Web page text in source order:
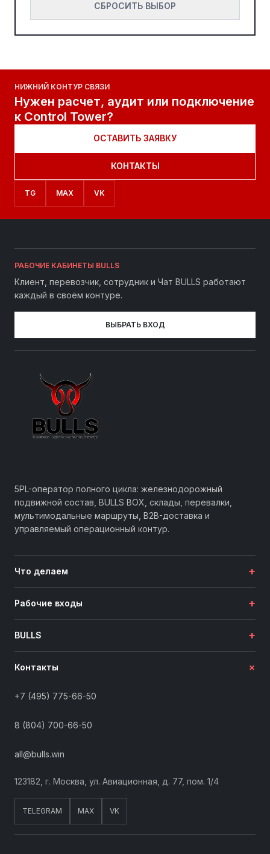
СБРОСИТЬ ВЫБОР
НИЖНИЙ КОНТУР СВЯЗИ
Нужен расчет, аудит или подключение
к Control Tower?
ОСТАВИТЬ ЗАЯВКУ
КОНТАКТЫ
TG MAX VK
РАБОЧИЕ КАБИНЕТЫ BULLS
Клиент, перевозчик, сотрудник и Чат BULLS работают
каждый в своём контуре.
ВЫБРАТЬ ВХОД
5PL-оператор полного цикла: железнодорожный
подвижной состав, BULLS BOX, склады, перевалки,
мультимодальные маршруты, B2B-доставка и
управляемый операционный контур.
Что делаем +
Рабочие входы +
BULLS +
Контакты +
+7 (495) 775-66-50
8 (804) 700-66-50
all@bulls.win
123182, г. Москва, ул. Авиационная, д. 77, пом. 1/4
TELEGRAM MAX VK